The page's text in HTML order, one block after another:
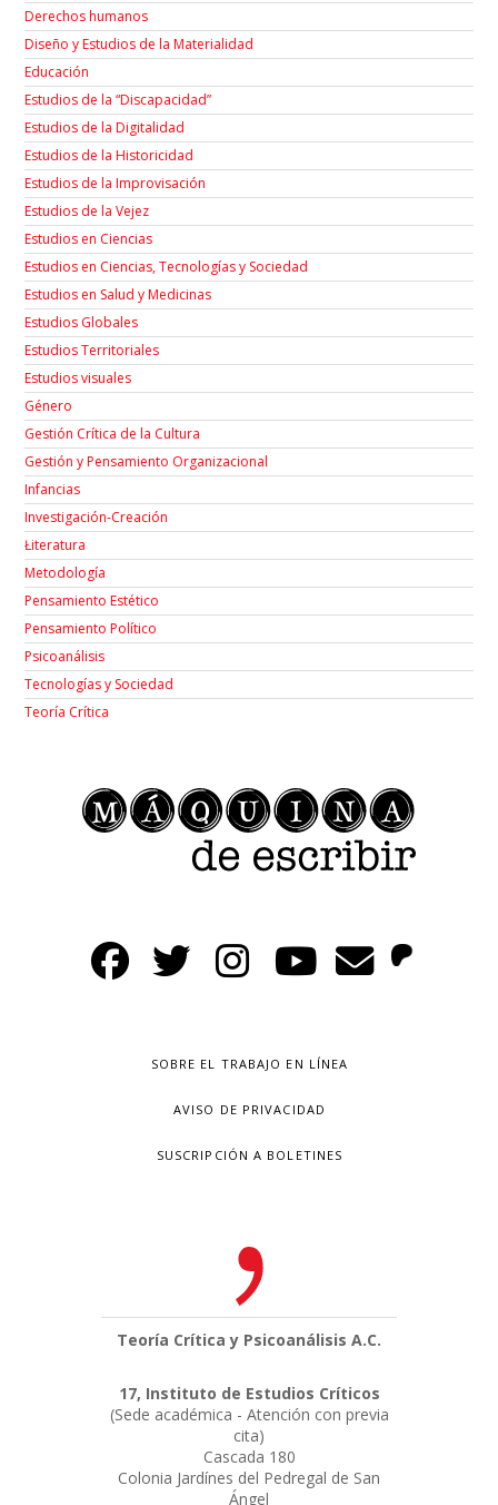
Derechos humanos
Diseño y Estudios de la Materialidad
Educación
Estudios de la “Discapacidad”
Estudios de la Digitalidad
Estudios de la Historicidad
Estudios de la Improvisación
Estudios de la Vejez
Estudios en Ciencias
Estudios en Ciencias, Tecnologías y Sociedad
Estudios en Salud y Medicinas
Estudios Globales
Estudios Territoriales
Estudios visuales
Género
Gestión Crítica de la Cultura
Gestión y Pensamiento Organizacional
Infancias
Investigación-Creación
Łiteratura
Metodología
Pensamiento Estético
Pensamiento Político
Psicoanálisis
Tecnologías y Sociedad
Teoría Crítica
SOBRE EL TRABAJO EN LÍNEA
AVISO DE PRIVACIDAD
SUSCRIPCIÓN A BOLETINES
Teoría Crítica y Psicoanálisis A.C.
17, Instituto de Estudios Críticos
(Sede académica - Atención con previa
cita)
Cascada 180
Colonia Jardínes del Pedregal de San
Ángel